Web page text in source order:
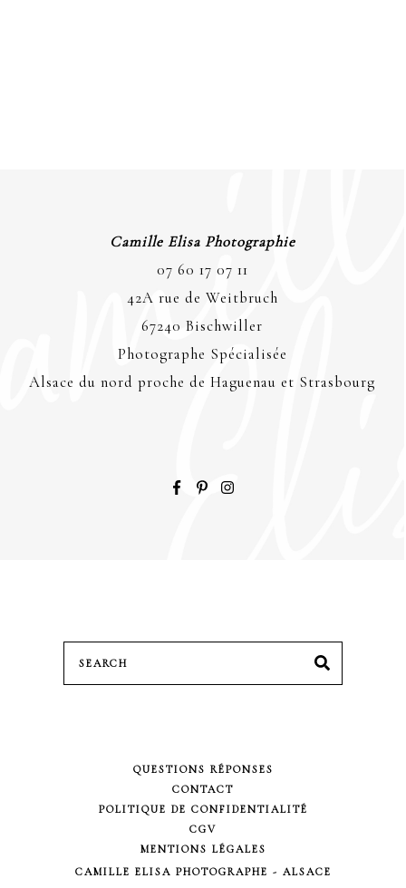
Camille Elisa Photographie
07 60 17 07 11
42A rue de Weitbruch
67240 Bischwiller
Photographe Spécialisée
Alsace du nord proche de Haguenau et Strasbourg
Search
for:
SEARCH
QUESTIONS RÉPONSES
CONTACT
POLITIQUE DE CONFIDENTIALITÉ
CGV
MENTIONS LÉGALES
CAMILLE ELISA PHOTOGRAPHE - ALSACE